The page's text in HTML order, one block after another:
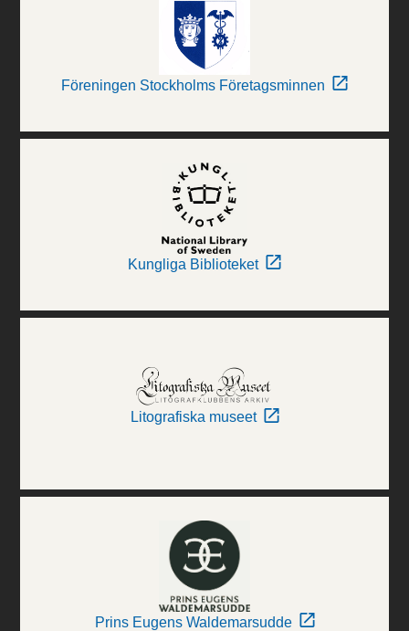
Föreningen Stockholms Företagsminnen
Kungliga Biblioteket
Litografiska museet
Prins Eugens Waldemarsudde